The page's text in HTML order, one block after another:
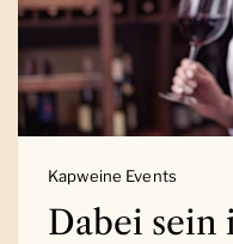
Kapweine Events
Dabei sein